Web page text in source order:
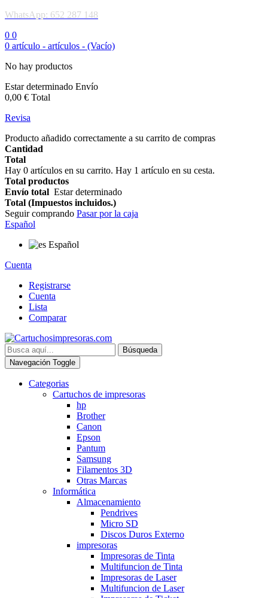
WhatsApp: 652 287 148
0 0
0 artículo - artículos - (Vacío)
No hay productos
Estar determinado Envío
0,00 € Total
Revisa
Producto añadido correctamente a su carrito de compras
Cantidad
Total
Hay 0 artículos en su carrito. Hay 1 artículo en su cesta.
Total productos
Envío total Estar determinado
Total (Impuestos incluidos.)
Seguir comprando Pasar por la caja
Español
Español
Cuenta
Registrarse
Cuenta
Lista
Comparar
Búsqueda
Navegación Toggle
Categorias
Cartuchos de impresoras
hp
Brother
Canon
Epson
Pantum
Samsung
Filamentos 3D
Otras Marcas
Informática
Almacenamiento
Pendrives
Micro SD
Discos Duros Externo
impresoras
Impresoras de Tinta
Multifuncion de Tinta
Impresoras de Laser
Multifuncion de Laser